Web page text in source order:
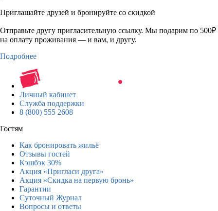
Приглашайте друзей и бронируйте со скидкой
Отправьте другу пригласительную ссылку. Мы подарим по 500₽
на оплату проживания — и вам, и другу.
Подробнее
Личный кабинет
Служба поддержки
8 (800) 555 2608
Гостям
Как бронировать жильё
Отзывы гостей
Кэшбэк 30%
Акция «Пригласи друга»
Акция «Скидка на первую бронь»
Гарантии
Суточный Журнал
Вопросы и ответы